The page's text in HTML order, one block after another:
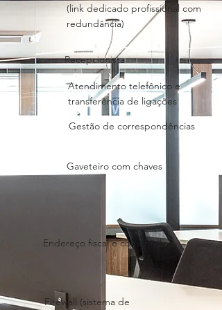
(link dedicado profissional com
redundância)
Recepcionista
Atendimento telefônico e
transferência de ligações
Gestão de correspondências
Gaveteiro com chaves
Endereço fiscal e comercial
Firewall (sistema de